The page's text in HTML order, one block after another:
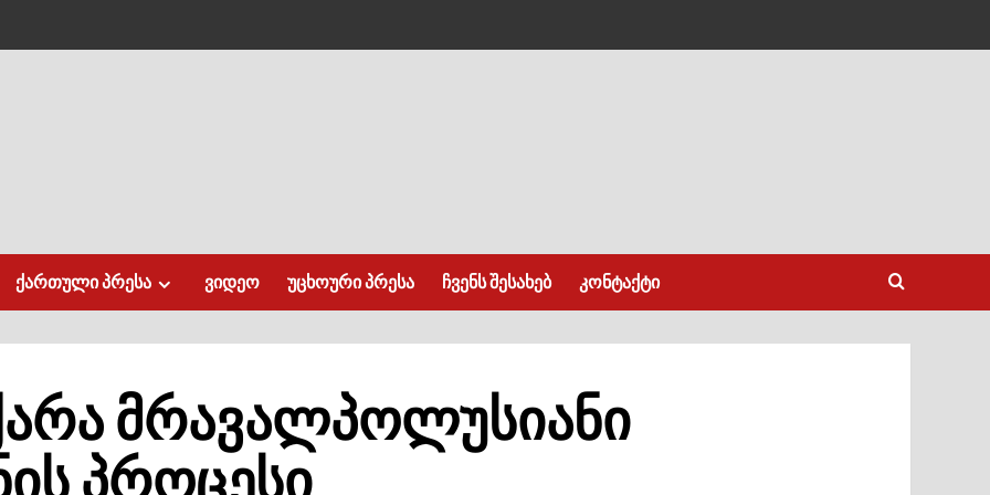
ქართული პრესა ვიდეო უცხოური პრესა ჩვენს შესახებ კონტაქტი
მრავალპოლუსიანი
პროცესი